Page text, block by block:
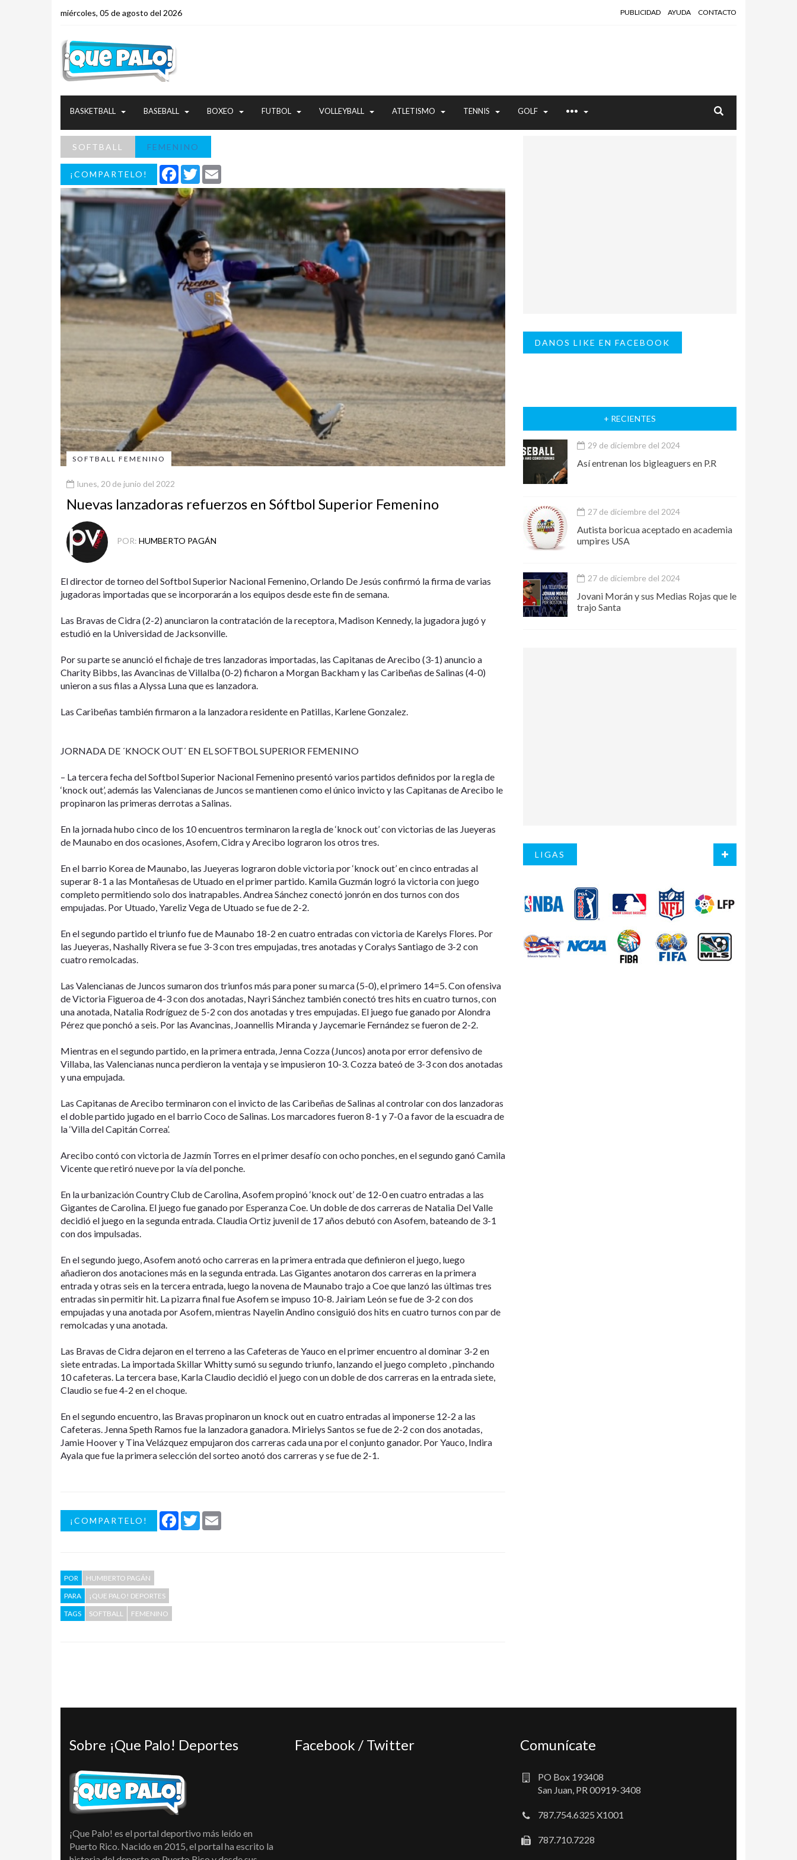
miércoles, 05 de agosto del 2026 PUBLICIDAD AYUDA CONTACTO
BASKETBALL BASEBALL BOXEO FUTBOL VOLLEYBALL ATLETISMO TENNIS GOLF •••
SOFTBALL FEMENINO
¡COMPARTELO! Facebook
Twitter
SOFTBALL FEMENINO
lunes, 20 de junio del 2022
Nuevas lanzadoras refuerzos en Sóftbol Superior Femenino
POR: HUMBERTO PAGÁN
El director de torneo del Softbol Superior Nacional Femenino, Orlando De Jesús confirmó la firma de varias
jugadoras importadas que se incorporarán a los equipos desde este fin de semana.
Las Bravas de Cidra (2-2) anunciaron la contratación de la receptora, Madison Kennedy, la jugadora jugó y
estudió en la Universidad de Jacksonville.
Por su parte se anunció el fichaje de tres lanzadoras importadas, las Capitanas de Arecibo (3-1) anuncio a
Charity Bibbs, las Avancinas de Villalba (0-2) ficharon a Morgan Backham y las Caribeñas de Salinas (4-0)
unieron a sus filas a Alyssa Luna que es lanzadora.
Las Caribeñas también firmaron a la lanzadora residente en Patillas, Karlene Gonzalez.
JORNADA DE ´KNOCK OUT´ EN EL SOFTBOL SUPERIOR FEMENINO
– La tercera fecha del Softbol Superior Nacional Femenino presentó varios partidos definidos por la regla de
‘knock out’, además las Valencianas de Juncos se mantienen como el único invicto y las Capitanas de Arecibo le
propinaron las primeras derrotas a Salinas.
En la jornada hubo cinco de los 10 encuentros terminaron la regla de ‘knock out’ con victorias de las Jueyeras
de Maunabo en dos ocasiones, Asofem, Cidra y Arecibo lograron los otros tres.
En el barrio Korea de Maunabo, las Jueyeras lograron doble victoria por ‘knock out’ en cinco entradas al
superar 8-1 a las Montañesas de Utuado en el primer partido. Kamila Guzmán logró la victoria con juego
completo permitiendo solo dos inatrapables. Andrea Sánchez conectó jonrón en dos turnos con dos
empujadas. Por Utuado, Yareliz Vega de Utuado se fue de 2-2.
En el segundo partido el triunfo fue de Maunabo 18-2 en cuatro entradas con victoria de Karelys Flores. Por
las Jueyeras, Nashally Rivera se fue 3-3 con tres empujadas, tres anotadas y Coralys Santiago de 3-2 con
cuatro remolcadas.
Las Valencianas de Juncos sumaron dos triunfos más para poner su marca (5-0), el primero 14=5. Con ofensiva
de Victoria Figueroa de 4-3 con dos anotadas, Nayri Sánchez también conectó tres hits en cuatro turnos, con
una anotada, Natalia Rodríguez de 5-2 con dos anotadas y tres empujadas. El juego fue ganado por Alondra
Pérez que ponchó a seis. Por las Avancinas, Joannellis Miranda y Jaycemarie Fernández se fueron de 2-2.
Mientras en el segundo partido, en la primera entrada, Jenna Cozza (Juncos) anota por error defensivo de
Villaba, las Valencianas nunca perdieron la ventaja y se impusieron 10-3. Cozza bateó de 3-3 con dos anotadas
y una empujada.
Las Capitanas de Arecibo terminaron con el invicto de las Caribeñas de Salinas al controlar con dos lanzadoras
el doble partido jugado en el barrio Coco de Salinas. Los marcadores fueron 8-1 y 7-0 a favor de la escuadra de
la ‘Villa del Capitán Correa’.
Arecibo contó con victoria de Jazmín Torres en el primer desafío con ocho ponches, en el segundo ganó Camila
Vicente que retiró nueve por la vía del ponche.
En la urbanización Country Club de Carolina, Asofem propinó ‘knock out’ de 12-0 en cuatro entradas a las
Gigantes de Carolina. El juego fue ganado por Esperanza Coe. Un doble de dos carreras de Natalia Del Valle
decidió el juego en la segunda entrada. Claudia Ortiz juvenil de 17 años debutó con Asofem, bateando de 3-1
con dos impulsadas.
En el segundo juego, Asofem anotó ocho carreras en la primera entrada que definieron el juego, luego
añadieron dos anotaciones más en la segunda entrada. Las Gigantes anotaron dos carreras en la primera
entrada y otras seis en la tercera entrada, luego la novena de Maunabo trajo a Coe que lanzó las últimas tres
entradas sin permitir hit. La pizarra final fue Asofem se impuso 10-8. Jairiam León se fue de 3-2 con dos
empujadas y una anotada por Asofem, mientras Nayelin Andino consiguió dos hits en cuatro turnos con par de
remolcadas y una anotada.
Las Bravas de Cidra dejaron en el terreno a las Cafeteras de Yauco en el primer encuentro al dominar 3-2 en
siete entradas. La importada Skillar Whitty sumó su segundo triunfo, lanzando el juego completo , pinchando
10 cafeteras. La tercera base, Karla Claudio decidió el juego con un doble de dos carreras en la entrada siete,
Claudio se fue 4-2 en el choque.
En el segundo encuentro, las Bravas propinaron un knock out en cuatro entradas al imponerse 12-2 a las
Cafeteras. Jenna Speth Ramos fue la lanzadora ganadora. Mirielys Santos se fue de 2-2 con dos anotadas,
Jamie Hoover y Tina Velázquez empujaron dos carreras cada una por el conjunto ganador. Por Yauco, Indira
Ayala que fue la primera selección del sorteo anotó dos carreras y se fue de 2-1.
¡COMPARTELO! Facebook
Twitter
POR
HUMBERTO PAGÁN
PARA
¡QUE PALO! DEPORTES
TAGS
SOFTBALL FEMENINO
DANOS LIKE EN FACEBOOK
+ RECIENTES
29 de diciembre del 2024
Así entrenan los bigleaguers en P.R
27 de diciembre del 2024
Autista boricua aceptado en academia
umpires USA
27 de diciembre del 2024
Jovani Morán y sus Medias Rojas que le
trajo Santa
LIGAS
Sobre ¡Que Palo! Deportes
¡Que Palo! es el portal deportivo más leído en
Puerto Rico. Nacido en 2015, el portal ha escrito la
Facebook / Twitter Comunícate
PO Box 193408
San Juan, PR 00919-3408
787.754.6325 X1001
787.710.7228